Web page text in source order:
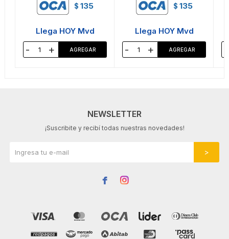
$ 135
Llega HOY Mvd
- +
$ 135
Llega HOY Mvd
- +
NEWSLETTER
¡Suscribite y recibí todas nuestras novedades!
 